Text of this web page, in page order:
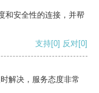
和安全性的连接，并帮
支持[0] 反对[0]
解决，服务态度非常